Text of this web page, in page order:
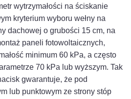
wytrzymałości na ściskanie
kryterium wyboru wełny na
dachowej o grubości 15 cm, na
paneli fotowoltaicznych,
minimum 60 kPa, a często
70 kPa lub wyższym. Tak
gwarantuje, że pod
lub punktowym ze strony stóp